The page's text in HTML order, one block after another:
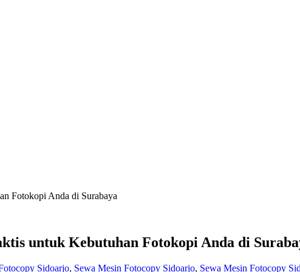
Fotokopi Anda di Surabaya
untuk Kebutuhan Fotokopi Anda di
Sidoarjo, Sewa Mesin Fotocopy Sidoarjo, Sewa Mesin Fotocopy